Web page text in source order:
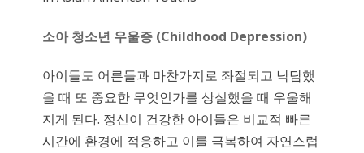
소아 청소년 우울증 (Childhood Depression)
아이들도 어른들과 마찬가지로 좌절되고 낙담했
을 때 또 중요한 무엇인가를 상실했을 때 우울해
지게 된다. 정신이 건강한 아이들은 비교적 빠른
시간에 환경에 적응하고 이를 극복하여 자연스럽